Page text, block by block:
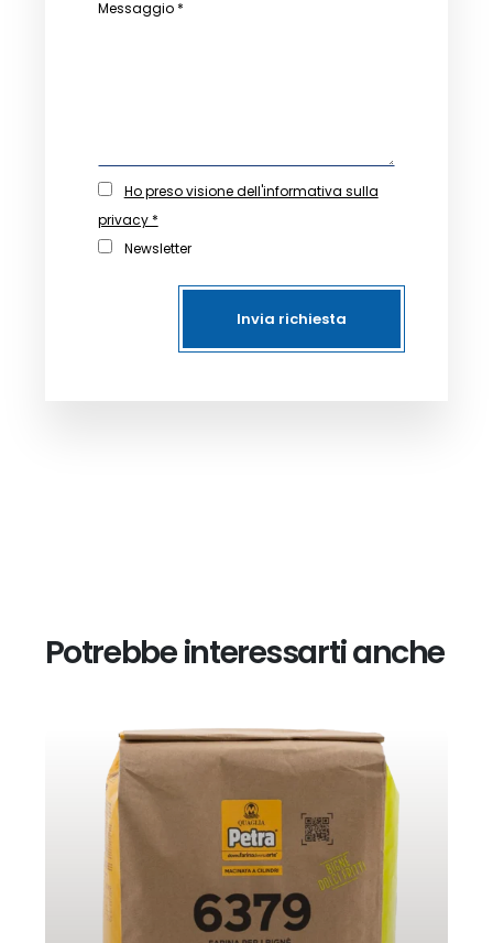
Messaggio *
Ho preso visione dell'informativa sulla
privacy *
Newsletter
Invia richiesta
Potrebbe interessarti anche